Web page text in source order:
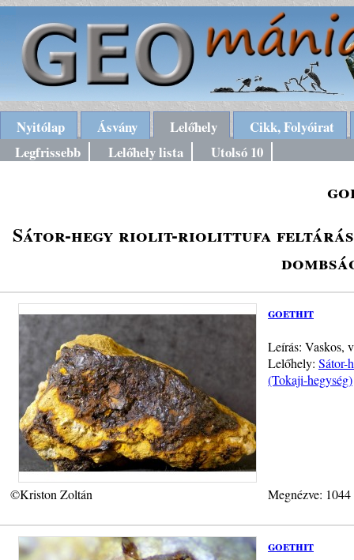
Nyitólap Ásvány Lelőhely
Cikk, Folyóirat
Legfrissebb
Lelőhely lista Utolsó 10
Sátor-hegy riolit-riolittufa
goethit
Leírás: Vaskos,
Lelőhely: Sátor-
(Tokaji-hegység)
©Kriston Zoltán Megnézve:
goethit